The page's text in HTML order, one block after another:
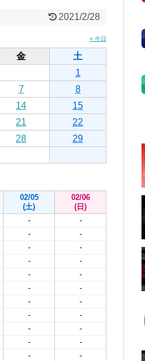
2021/2/28
» 今日
金
土
1
7
8
14
15
21
22
28
29
02/05
(土)
02/06
(日)
-
-
-
-
-
-
-
-
-
-
-
-
-
-
-
-
-
-
-
-
-
-